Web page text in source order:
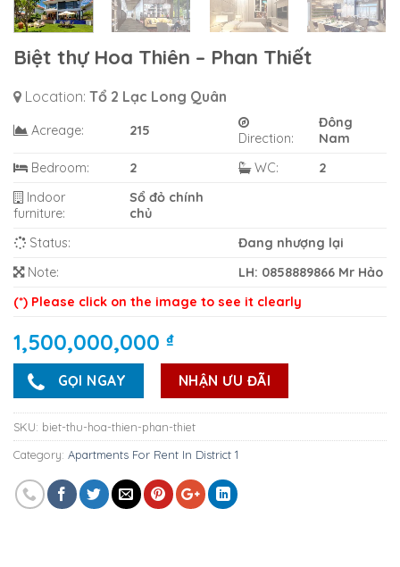
Biệt thự Hoa Thiên – Phan Thiết
Location: Tổ 2 Lạc Long Quân
Acreage: 215 Direction:
Đông
Nam
Bedroom:
2 WC:
2
Indoor
furniture:
Sổ đỏ chính
chủ
Status:
Đang nhượng lại
Note:
LH: 0858889866 Mr Hảo
(*) Please click on the image to see it clearly
1,500,000,000 ₫
GỌI NGAY NHẬN ƯU ĐÃI
SKU: biet-thu-hoa-thien-phan-thiet
Category: Apartments For Rent In District 1